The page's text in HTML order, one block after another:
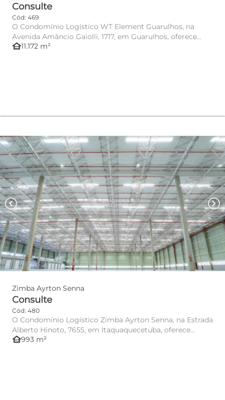
Consulte
Cód: 469
O Condomínio Logístico WT Element Guarulhos, na
Avenida Amâncio Gaiolli, 1717, em Guarulhos, oferece
infraestrutura mod...
other_houses11.172 m²
chevron_left chevron_right
Zimba Ayrton Senna
Consulte
Cód: 480
O Condomínio Logístico Zimba Ayrton Senna, na Estrada
Alberto Hinoto, 7655, em Itaquaquecetuba, oferece
infraestrutura...
other_houses993 m²